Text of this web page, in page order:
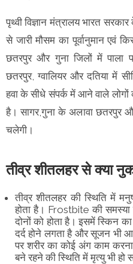
पृथ्वी विज्ञान मंत्रालय भारत
से जारी मौसम का पूर्वानुमान एवं
छतरपुर और गुना जिलों में पाला
छतरपुर, ग्वालियर और दतिया में
हवा के सीधे संपर्क में आने वाले लोगों
है। सागर,गुना के अलावा छतरपुर
चलेगी।
तीव्र शीतलहर से क्या
तीव्र शीतलहर की स्थिति में
होता है। Frostbite की
दोनों को होता है। इसमें स्किन
दर्द होने लगता है और सूजन
पर शरीर का कोई अंग काम
बने रहने की स्थिति में मृत्यु भी हो